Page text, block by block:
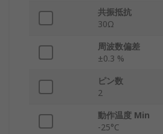
共振抵抗
30Ω
周波数偏差
±0.3 %
ピン数
2
動作温度 Min
-25°C